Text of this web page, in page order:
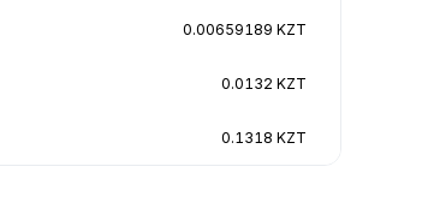
0.00659189 KZT
0.0132 KZT
0.1318 KZT